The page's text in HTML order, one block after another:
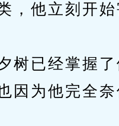
，他立刻开始
已经掌握了
因为他完全奈